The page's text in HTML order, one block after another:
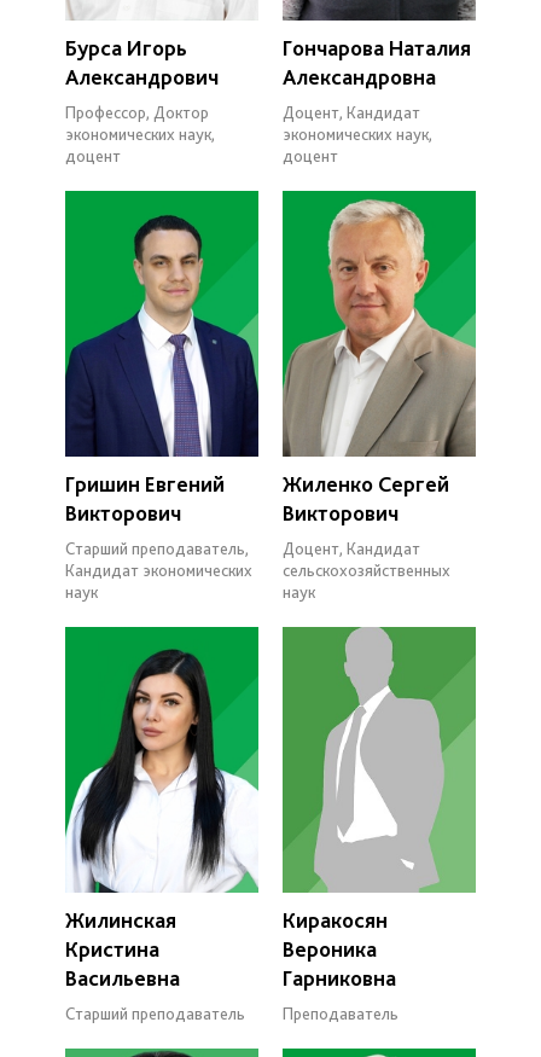
Бурса Игорь
Александрович
Профессор, Доктор
экономических наук,
доцент
Гончарова Наталия
Александровна
Доцент, Кандидат
экономических наук,
доцент
Гришин Евгений
Викторович
Старший преподаватель,
Кандидат экономических
наук
Жиленко Сергей
Викторович
Доцент, Кандидат
сельскохозяйственных
наук
Жилинская
Кристина
Васильевна
Старший преподаватель
Киракосян
Вероника
Гарниковна
Преподаватель